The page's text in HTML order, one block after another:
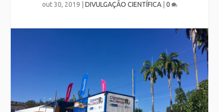
out 30, 2019 DIVULGAÇÃO CIENTÍFICA| 0